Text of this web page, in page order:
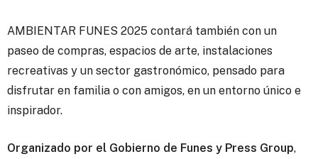
AMBIENTAR FUNES 2025 contará también con un
paseo de compras, espacios de arte, instalaciones
recreativas y un sector gastronómico, pensado para
disfrutar en familia o con amigos, en un entorno único e
inspirador.
Organizado por el Gobierno de Funes y Press Group,